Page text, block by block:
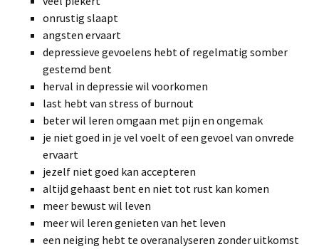
onrustig slaapt
angsten ervaart
depressieve gevoelens hebt of regelmatig somber
gestemd bent
herval in depressie wil voorkomen
last hebt van stress of burnout
beter wil leren omgaan met pijn en ongemak
je niet goed in je vel voelt of een gevoel van onvrede
ervaart
jezelf niet goed kan accepteren
altijd gehaast bent en niet tot rust kan komen
meer bewust wil leven
meer wil leren genieten van het leven
een neiging hebt te overanalyseren zonder uitkomst